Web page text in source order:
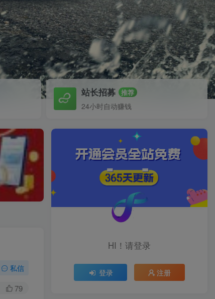
站长招募 推荐
24小时自动赚钱
私信
79
HI！请登录
登录 注册